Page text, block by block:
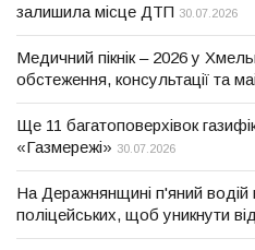
залишила місце ДТП 30.07.2026
Медичний пікнік – 2026 у
обстеження, консультації та
Ще 11 багатоповерхівок
«Газмережі» 30.07.2026
На Деражнянщині п'яний водій
поліцейських, щоб уникнути